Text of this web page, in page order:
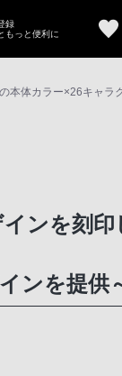
録
もっと便利に
本体カラー×26キャ
ンを刻
ンを提供